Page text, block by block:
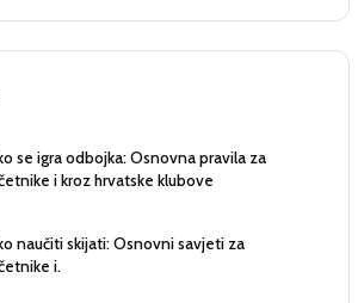
se igra odbojka: Osnovna pravila za
i kroz hrvatske klubove
naučiti skijati: Osnovni savjeti za
i.